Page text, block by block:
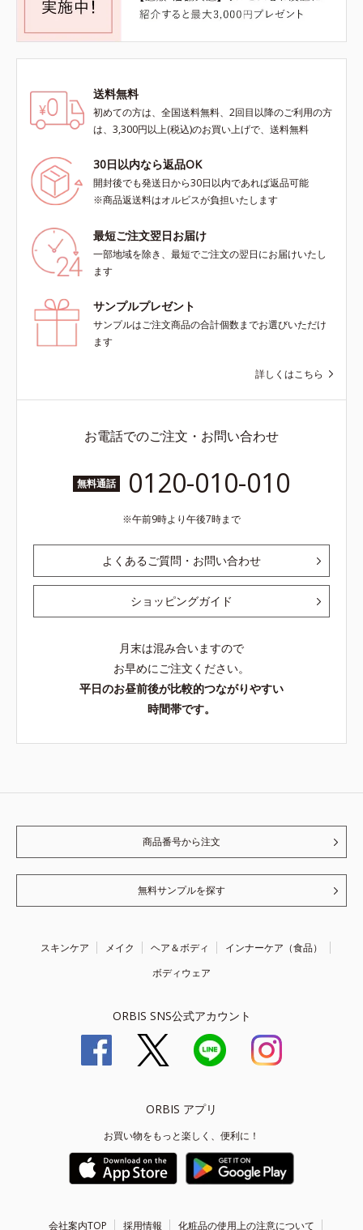
送料無料
初めての方は、全国送料無料、2回目以降のご利用の方
は、3,300円以上(税込)のお買い上げで、送料無料
30日以内なら返品OK
開封後でも発送日から30日以内であれば返品可能
※商品返送料はオルビスが負担いたします
最短ご注文翌日お届け
一部地域を除き、最短でご注文の翌日にお届けいたし
ます
サンプルプレゼント
サンプルはご注文商品の合計個数までお選びいただけ
ます
詳しくはこちら
お電話でのご注文・お問い合わせ
無料通話 0120-010-010
午前9時より午後7時まで
よくあるご質問・お問い合わせ
ショッピングガイド
月末は混み合いますので
お早めにご注文ください。
平日のお昼前後が比較的つながりやすい
時間帯です。
商品番号から注文
無料サンプルを探す
スキンケア メイク ヘア＆ボディ
インナーケア（食品）
ボディウェア
ORBIS SNS公式アカウント
ORBIS アプリ
お買い物をもっと楽しく、便利に！
会社案内TOP 採用情報 化粧品の使用上の注意について